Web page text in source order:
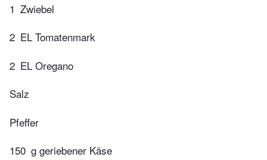
1 Zwiebel
2 EL Tomatenmark
2 EL Oregano
Salz
Pfeffer
150 g geriebener Käse